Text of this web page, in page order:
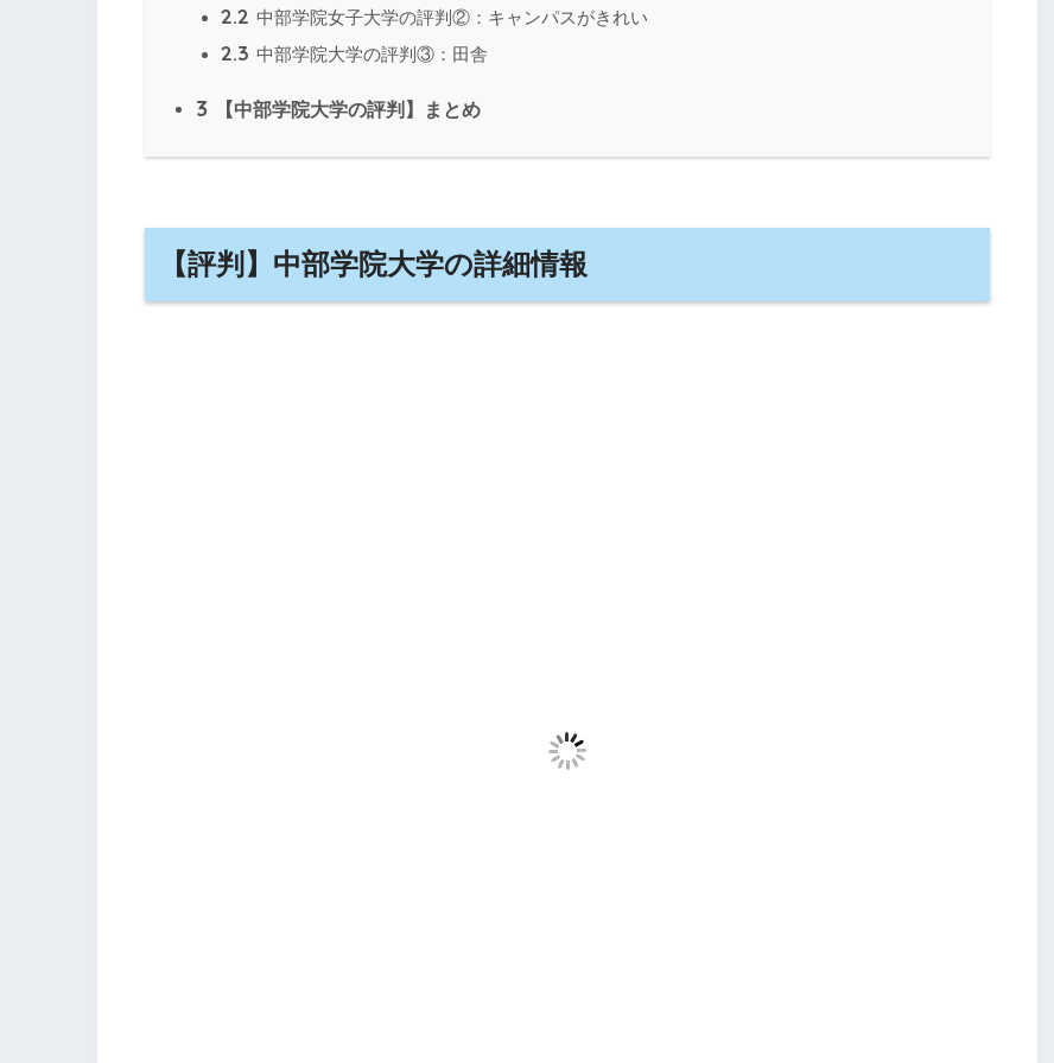
2.2 中部学院女子大学の評判②：キャンパスがきれい
2.3 中部学院大学の評判③：田舎
3 【中部学院大学の評判】まとめ
【評判】中部学院大学の詳細情報